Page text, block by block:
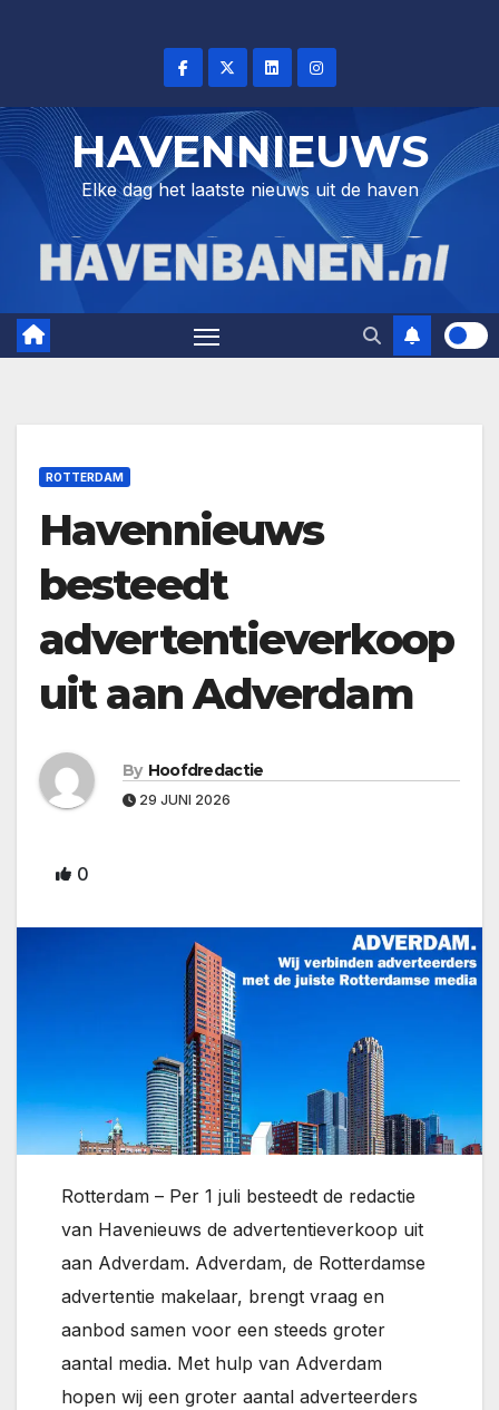
HAVENNIEUWS
Elke dag het laatste nieuws uit de haven
ROTTERDAM
Havennieuws
besteedt
advertentieverkoop
uit aan Adverdam
By Hoofdredactie
29 JUNI 2026
0
Rotterdam – Per 1 juli besteedt de redactie
van Havenieuws de advertentieverkoop uit
aan Adverdam. Adverdam, de Rotterdamse
advertentie makelaar, brengt vraag en
aanbod samen voor een steeds groter
aantal media. Met hulp van Adverdam
hopen wij een groter aantal adverteerders